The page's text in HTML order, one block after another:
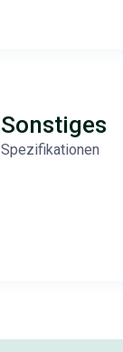
Sonstiges
Spezifikationen